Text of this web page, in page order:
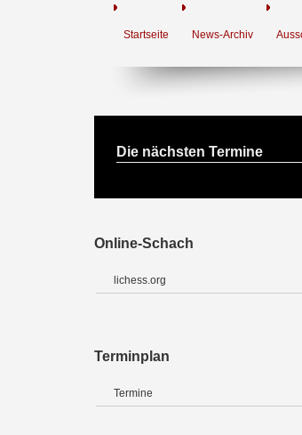
Startseite News-Archiv
Die nächsten Termine
Online-Schach
lichess.org
Terminplan
Termine